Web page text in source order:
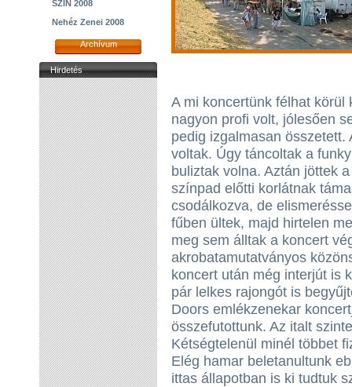
SZIN 2008
Nehéz Zenei 2008
Archívum
Hirdetés
A mi koncertünk félhat körül
nagyon profi volt, jólesően
pedig izgalmasan
voltak. Úgy táncoltak a
buliztak volna. Aztán jöttek
színpad előtti korlátnak
csodálkozva, de
fűben ültek, majd hirtelen
meg sem álltak a koncert
akrobatamutatványos
koncert után még interjút is
pár lelkes rajongót is
Doors emlékzenekar
összefutottunk. Az italt
Kétségtelenül minél többet
Elég hamar beletanultunk
ittas állapotban is ki tudtuk